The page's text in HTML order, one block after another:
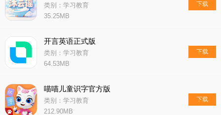
类别：学习教育
35.25MB
下载
开言英语正式版
类别：学习教育
64.53MB
下载
喵喵儿童识字官方版
类别：学习教育
212.90MB
下载